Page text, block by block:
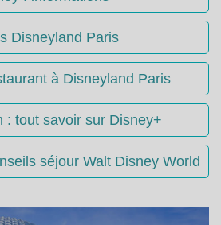
Disneyland Paris
à Disneyland Paris
: tout savoir sur Disney+
séjour Walt Disney World